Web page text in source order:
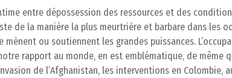
entre dépossession des ressources et des
de la manière la plus meurtrière et barbare dans les
mènent ou soutiennent les grandes puissances.
rapport au monde, en est emblématique, de même
de l’Afghanistan, les interventions en Colombie,